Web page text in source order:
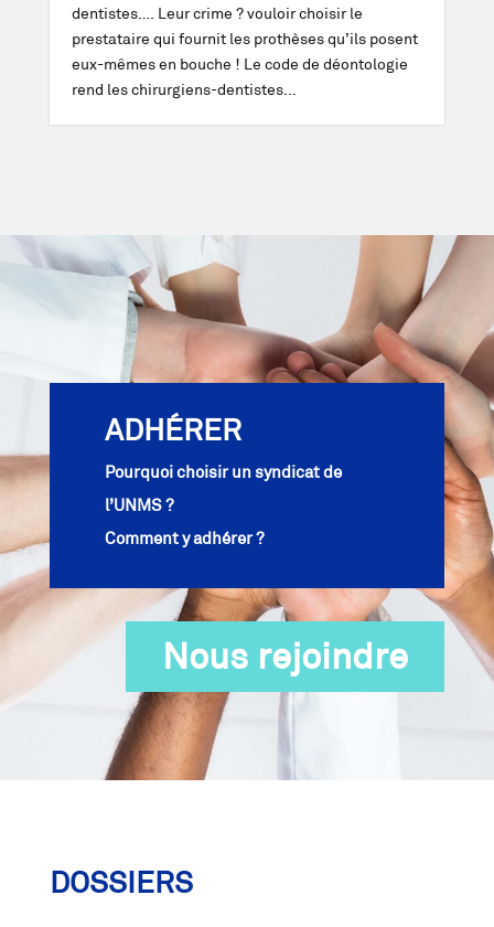
dentistes…. Leur crime ? vouloir choisir le
prestataire qui fournit les prothèses qu’ils posent
eux-mêmes en bouche ! Le code de déontologie
rend les chirurgiens-dentistes...
ADHÉRER
Pourquoi choisir un syndicat de
l’UNMS ?
Comment y adhérer ?
Nous rejoindre
DOSSIERS